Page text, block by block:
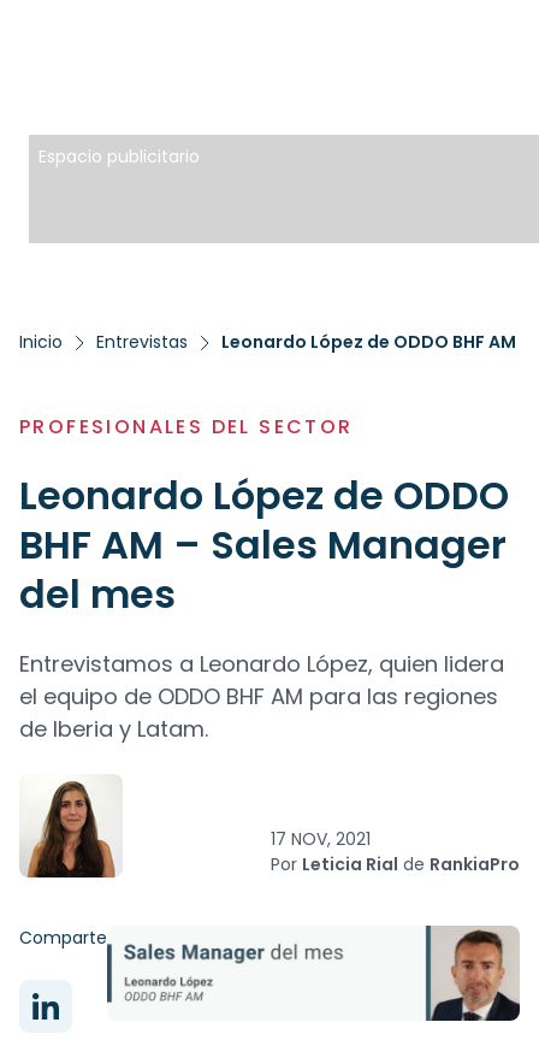
Espacio publicitario
Inicio Entrevistas Leonardo López de ODDO BHF AM
PROFESIONALES DEL SECTOR
Leonardo López de ODDO
BHF AM – Sales Manager
del mes
Entrevistamos a Leonardo López, quien lidera
el equipo de ODDO BHF AM para las regiones
de Iberia y Latam.
17 NOV, 2021
Por Leticia Rial de RankiaPro
Comparte